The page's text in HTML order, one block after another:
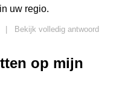
uw regio.
Bekijk volledig antwoord
op mijn